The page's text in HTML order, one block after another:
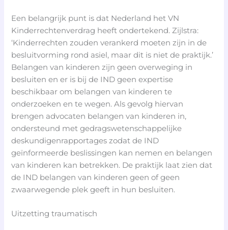
Een belangrijk punt is dat Nederland het VN
Kinderrechtenverdrag heeft ondertekend. Zijlstra:
‘Kinderrechten zouden verankerd moeten zijn in de
besluitvorming rond asiel, maar dit is niet de praktijk.’
Belangen van kinderen zijn geen overweging in
besluiten en er is bij de IND geen expertise
beschikbaar om belangen van kinderen te
onderzoeken en te wegen. Als gevolg hiervan
brengen advocaten belangen van kinderen in,
ondersteund met gedragswetenschappelijke
deskundigenrapportages zodat de IND
geïnformeerde beslissingen kan nemen en belangen
van kinderen kan betrekken. De praktijk laat zien dat
de IND belangen van kinderen geen of geen
zwaarwegende plek geeft in hun besluiten.
Uitzetting traumatisch